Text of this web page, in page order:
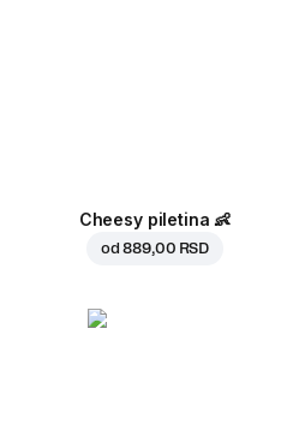
Cheesy piletina 👶
od889,00 RSD